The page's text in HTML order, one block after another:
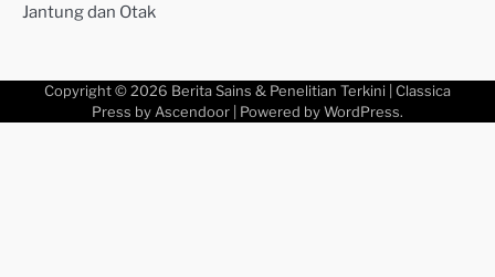
Jantung dan Otak
Copyright © 2026 Berita Sains & Penelitian Terkini | Classica
Press by Ascendoor | Powered by WordPress.